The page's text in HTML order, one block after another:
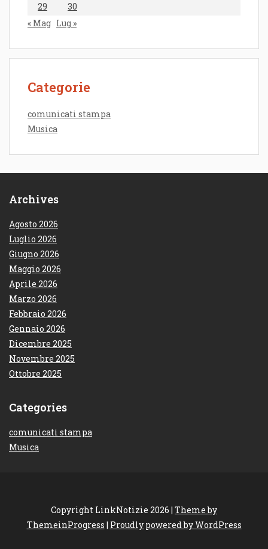
29
30
« Mag Lug »
Categorie
comunicati stampa
Musica
Archives
Agosto 2026
Luglio 2026
Giugno 2026
Maggio 2026
Aprile 2026
Marzo 2026
Febbraio 2026
Gennaio 2026
Dicembre 2025
Novembre 2025
Ottobre 2025
Categories
comunicati stampa
Musica
Copyright LinkNotizie 2026 | Theme by
ThemeinProgress | Proudly powered by WordPress